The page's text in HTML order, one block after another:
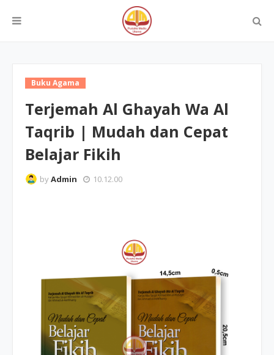
Buku Agama
Terjemah Al Ghayah Wa Al
Taqrib | Mudah dan Cepat
Belajar Fikih
byAdmin 10.12.00